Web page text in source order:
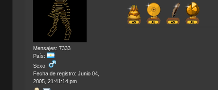
Mensajes: 7333
País:
Sexo:
Fecha de registro: Junio 04,
2005, 21:41:14 pm